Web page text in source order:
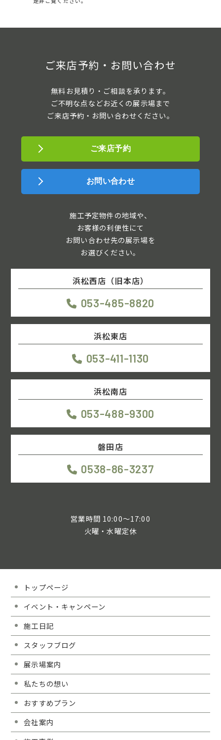
ご来店予約・お問い合わせ
無料お見積り・ご相談を承ります。
ご不明な点などお近くの展示場まで
ご来店予約・お問い合わせください。
ご来店予約
お問い合わせ
施工予定物件の地域や、
お客様の利便性にて
お問い合わせ先の展示場を
お選びください。
浜松西店（旧本店）
053-485-8820
浜松東店
053-411-1130
浜松南店
053-488-9300
磐田店
0538-86-3237
営業時間 10:00～17:00
火曜・水曜定休
トップページ
イベント・キャンペーン
施工日記
スタッフブログ
展示場案内
私たちの想い
おすすめプラン
会社案内